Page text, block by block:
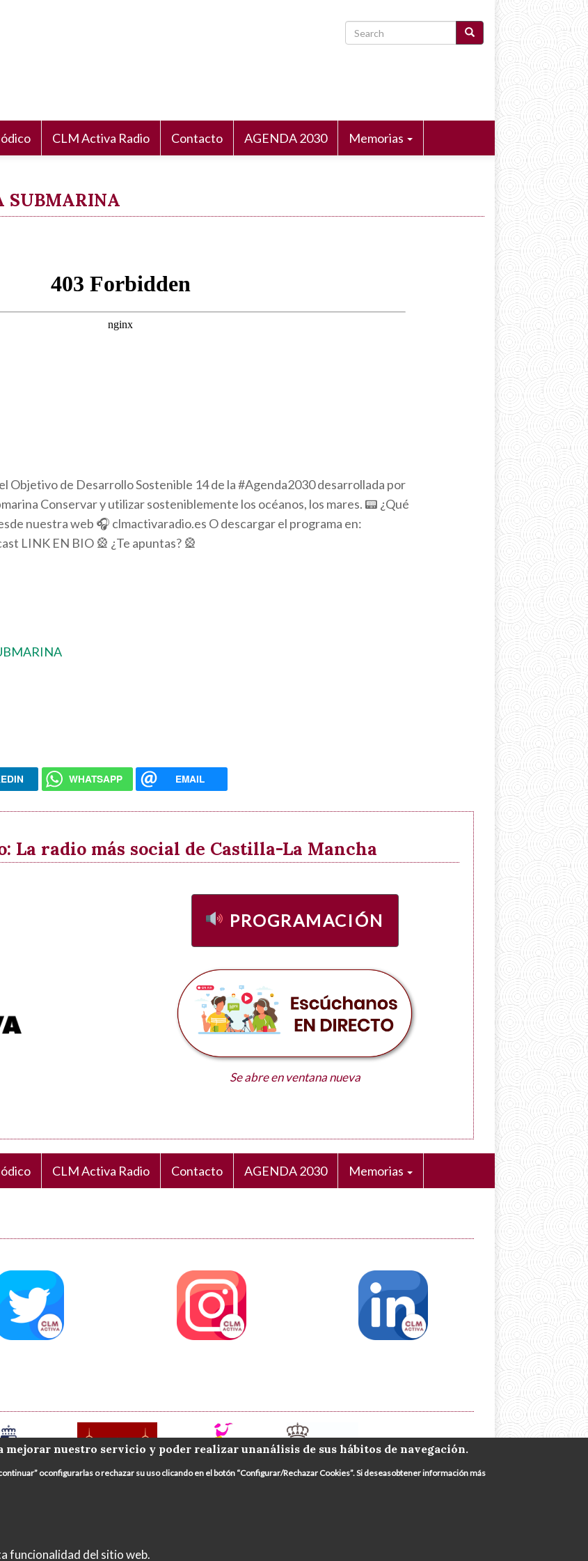
CLM Activa Radio Contacto AGENDA 2030 Memorias
Search
SUBMARINA
Objetivo de Desarrollo Sostenible 14 de la #Agenda2030 desarrollada por
Conservar y utilizar sosteniblemente los océanos, los mares. 📟 ¿Qué
nuestra web 🎧 clmactivaradio.es O descargar el programa en:
LINK EN BIO 🎡 ¿Te apuntas? 🎡
WHATSAPP EMAIL
La radio más social de Castilla-La Mancha
PROGRAMACIÓN
Se abre en ventana nueva
CLM Activa Radio Contacto AGENDA 2030 Memorias
nuestro servicio y poder realizar unanálisis de sus hábitos de navegación.
oconfigurarlas o rechazar su uso clicando en el botón “Configurar/Rechazar Cookies”. Si deseasobtener información más
funcionalidad del sitio web.